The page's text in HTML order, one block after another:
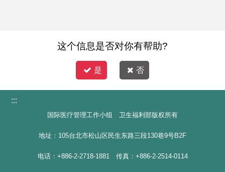
这个信息是否对你有帮助?
是 否
:::
国际医疗管理工作小组 卫生福利部版权所有
地址：105台北市松山区民生东路三段130巷9号B2F
电话：+886-2-2718-1881 传真：+886-2-2514-0114